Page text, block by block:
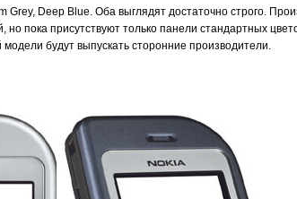
Deep Blue. Оба выглядят достаточно строго.
пока присутствуют только панели стандартных
будут выпускать сторонние производители.